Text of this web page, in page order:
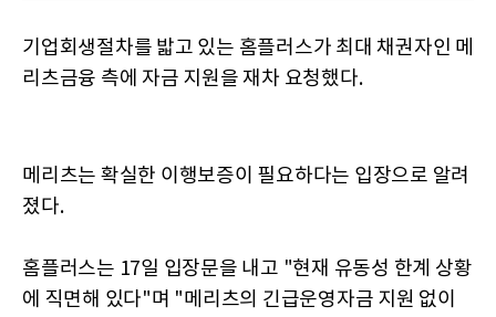
기업회생절차를 밟고 있는 홈플러스가 최대 채권자인 메
리츠금융 측에 자금 지원을 재차 요청했다.
메리츠는 확실한 이행보증이 필요하다는 입장으로 알려
졌다.
홈플러스는 17일 입장문을 내고 "현재 유동성 한계 상황
에 직면해 있다"며 "메리츠의 긴급운영자금 지원 없이